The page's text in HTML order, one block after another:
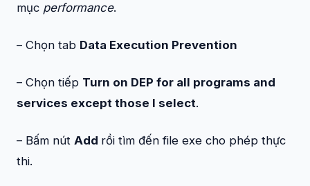
mục performance.
– Chọn tab Data Execution Prevention
– Chọn tiếp Turn on DEP for all programs and
services except those I select.
– Bấm nút Add rồi tìm đến file exe cho phép thực
thi.